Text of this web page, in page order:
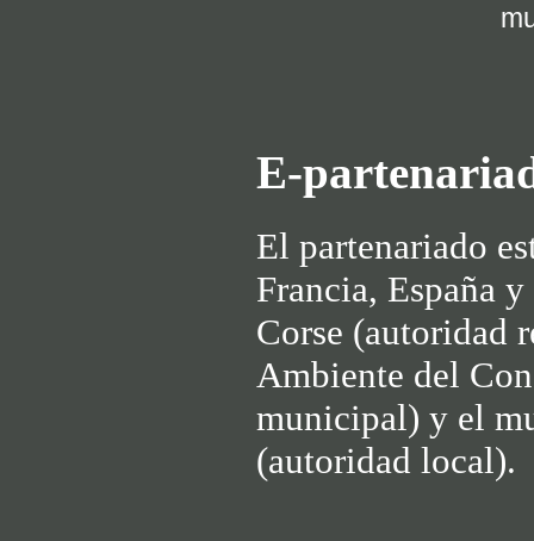
E-
El partenariado
Francia, España
Corse (autoridad
Ambiente del
municipal) y el
(autoridad local).